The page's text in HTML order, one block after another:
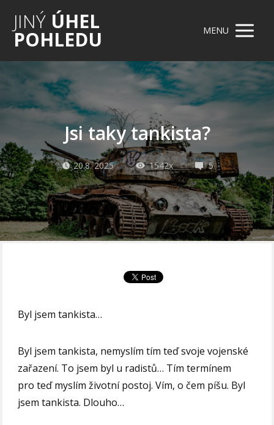
JINÝ ÚHEL
POHLEDU MENU
Jsi taky tankista?
20.8. 2025 1542x 5
Byl jsem tankista…
Byl jsem tankista, nemyslím tím teď svoje vojenské
zařazení. To jsem byl u radistů… Tím termínem
pro teď myslím životní postoj. Vím, o čem píšu. Byl
jsem tankista. Dlouho…